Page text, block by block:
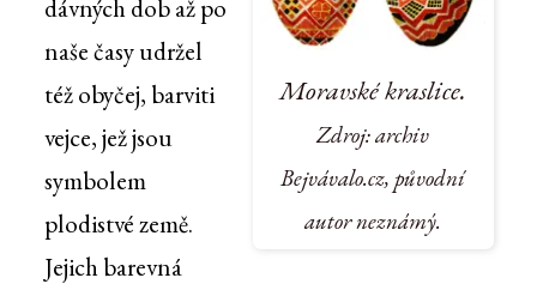
Moravské kraslice.
Zdroj: archiv
Bejvávalo.cz, původní
autor neznámý.
dávných dob až po
naše časy udržel
též obyčej, barviti
vejce, jež jsou
symbolem
plodistvé země.
Jejich barevná